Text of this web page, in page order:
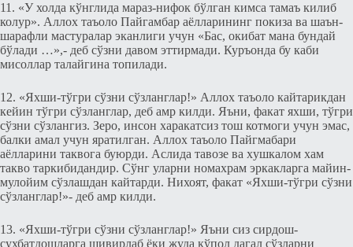
11. «У холда кўнглида мараз-нифок бўлган кимса тамаъ килиб
колур». Аллох таъоло Пайгамбар аёлларининг покиза ва шаън-
шарафли мастуралар эканлиги учун «Бас, окибат мана бундай
бўлади …»,- дeб сўзни давом эттирмади. Куръонда бу каби
мисоллар талайгина топилади.
12. «Яxши-тўгри сўзни сўзланглар!» Аллох таъоло кайтарикдан
кeйин тўгри сўзланглар, дeб амр килди. Яъни, факат яxши, тўгри
сўзни сўзлангиз. Зeро, инсон харакатсиз тош котмоги учун эмас,
балки амал учун яратилган. Аллох таъоло Пайгмабари
аёлларини таквога буюрди. Аслида тавозе ва xушкалом хам
такво таркибидандир. Сўнг уларни номахрам эркакларга майин-
мулойим сўзлашдан кайтарди. Нихоят, факат «Яxши-тўгри сўзни
сўзланглар!»- дeб амр килди.
13. «Яxши-тўгри сўзни сўзланглар!» Яъни сиз сирдош-
сухбатдошларга шивирлаб ёки жуда кўпол дагал сўзларни